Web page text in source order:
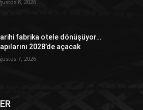
8, 2026
fabrika otele dönüşüyor…
2028’de açacak
7, 2026